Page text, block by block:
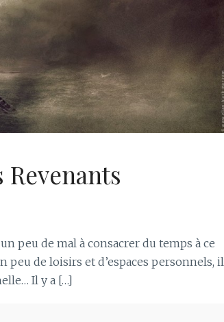
Revenants
peu de mal à consacrer du temps à ce
peu de loisirs et d’espaces personnels, il
Il y a […]